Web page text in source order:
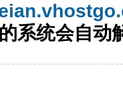
系统会自动